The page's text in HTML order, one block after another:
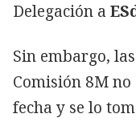
Delegación a
Sin embargo,
Comisión 8M
fecha y se lo